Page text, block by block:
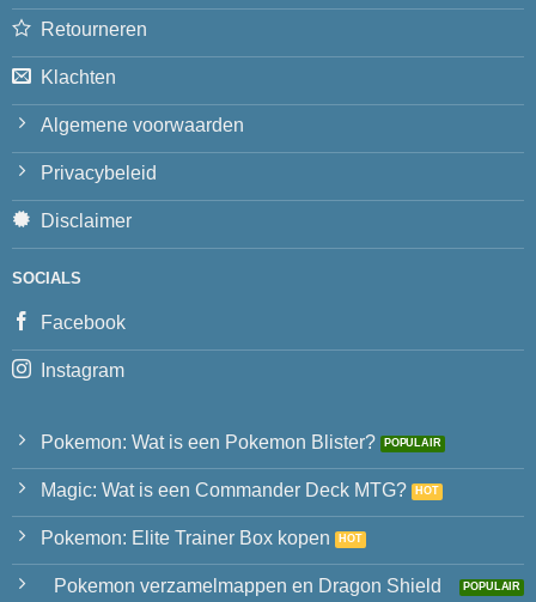
Retourneren
Klachten
Algemene voorwaarden
Privacybeleid
Disclaimer
SOCIALS
Facebook
Instagram
Pokemon: Wat is een Pokemon Blister?
Magic: Wat is een Commander Deck MTG?
Pokemon: Elite Trainer Box kopen
Pokemon verzamelmappen en Dragon Shield